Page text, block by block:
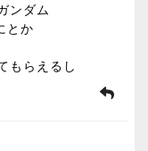
ンダム
とか
もらえるし